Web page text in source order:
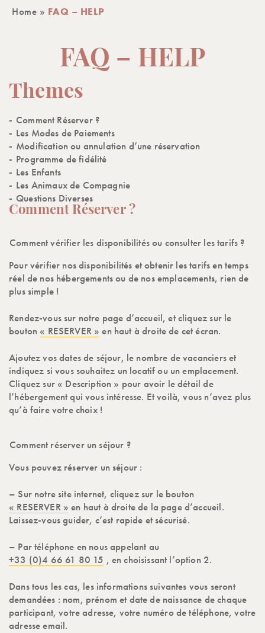
Home » FAQ – HELP
FAQ – HELP
Themes
Comment Réserver ?
Les Modes de Paiements
Modification ou annulation d’une réservation
Programme de fidélité
Les Enfants
Les Animaux de Compagnie
Questions Diverses
Comment Réserver ?
Comment vérifier les disponibilités ou consulter les tarifs ?
Pour vérifier nos disponibilités et obtenir les tarifs en temps
réel de nos hébergements ou de nos emplacements, rien de
plus simple !
Rendez-vous sur notre page d’accueil, et cliquez sur le
bouton « RESERVER » en haut à droite de cet écran.
Ajoutez vos dates de séjour, le nombre de vacanciers et
indiquez si vous souhaitez un locatif ou un emplacement.
Cliquez sur « Description » pour avoir le détail de
l’hébergement qui vous intéresse. Et voilà, vous n’avez plus
qu’à faire votre choix !
Comment réserver un séjour ?
Vous pouvez réserver un séjour :
– Sur notre site internet, cliquez sur le bouton
« RESERVER » en haut à droite de la page d’accueil.
Laissez-vous guider, c’est rapide et sécurisé.
– Par téléphone en nous appelant au
+33 (0)4 66 61 80 15 , en choisissant l’option 2.
Dans tous les cas, les informations suivantes vous seront
demandées : nom, prénom et date de naissance de chaque
participant, votre adresse, votre numéro de téléphone, votre
adresse email.